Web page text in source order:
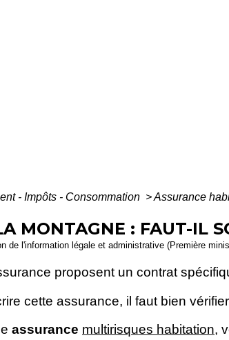
- Impôts - Consommation >Assurance
MONTAGNE : FAUT-IL
de l'information légale et administrative (Première
proposent un contrat
cette assurance, il faut bien
assurance multirisques habitation,